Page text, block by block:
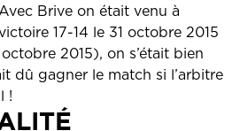
Brive on était venu à
17-14 le 31 octobre 2015
2015), on s’était bien
dû gagner le match si l’arbitre
!